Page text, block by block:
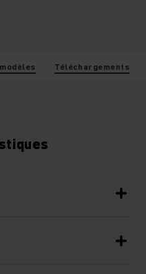
Téléchargements